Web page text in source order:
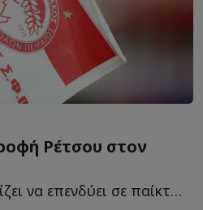
Ρέτσου στον
Ο Ολυμπιακός συνεχίζει να επενδύει σε παίκτες που γνωρίζουν κ...